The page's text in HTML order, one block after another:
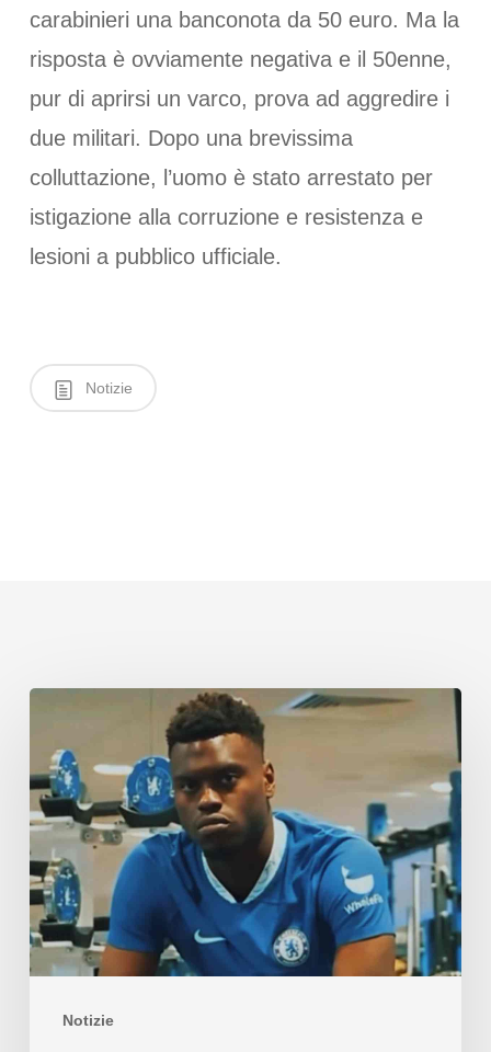
carabinieri una banconota da 50 euro. Ma la
risposta è ovviamente negativa e il 50enne,
pur di aprirsi un varco, prova ad aggredire i
due militari. Dopo una brevissima
colluttazione, l’uomo è stato arrestato per
istigazione alla corruzione e resistenza e
lesioni a pubblico ufficiale.
Notizie
Notizie